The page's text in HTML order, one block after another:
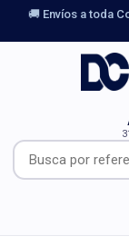
🚚 Envíos a toda